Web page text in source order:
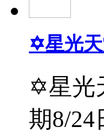
✡星光
✡星光
期8/24